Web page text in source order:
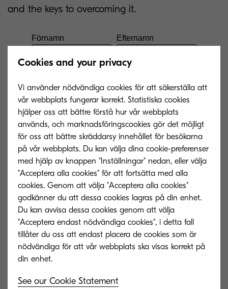
and the keys to overcoming it.
Cookies and your privacy
Vi använder nödvändiga cookies för att säkerställa att
vår webbplats fungerar korrekt. Statistiska cookies
hjälper oss att bättre förstå hur vår webbplats
används, och marknadsföringscookies gör det möjligt
för oss att bättre skräddarsy innehållet för besökarna
på vår webbplats. Du kan välja dina cookie-preferenser
med hjälp av knappen "Inställningar" nedan, eller välja
"Acceptera alla cookies" för att fortsätta med alla
cookies. Genom att välja "Acceptera alla cookies"
godkänner du att dessa cookies lagras på din enhet.
Du kan avvisa dessa cookies genom att välja
"Acceptera endast nödvändiga cookies", i detta fall
tillåter du oss att endast placera de cookies som är
nödvändiga för att vår webbplats ska visas korrekt på
See our Cookie Statement